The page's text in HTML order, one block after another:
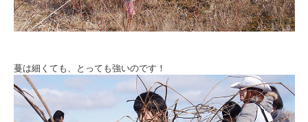
蔓は細くても、とっても強いのです！